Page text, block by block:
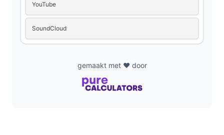
YouTube
SoundCloud
gemaakt met ❤️ door